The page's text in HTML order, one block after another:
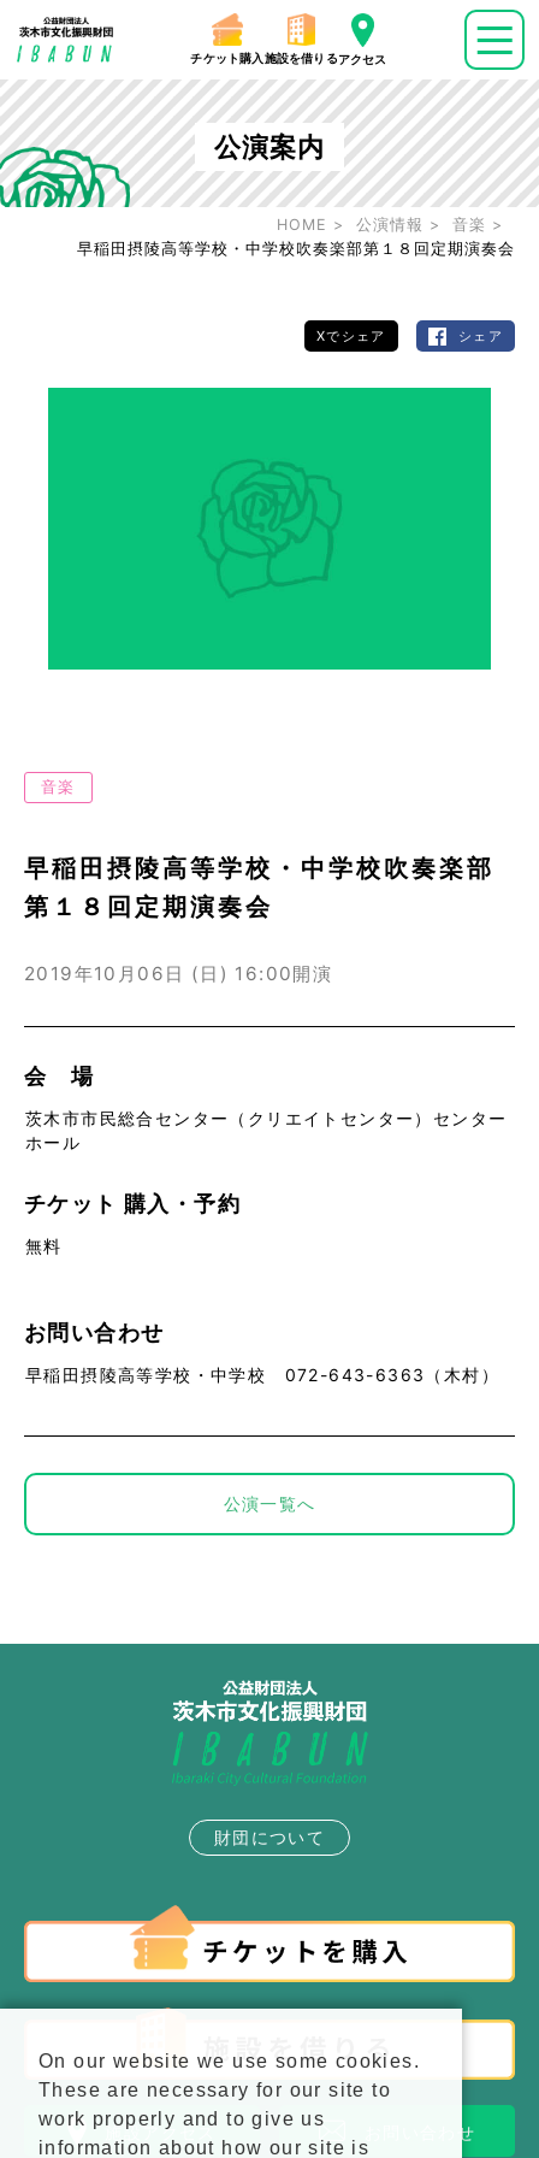
チケット購入 施設を借りるアクセス
公演案内
HOME 公演情報
音楽
早稲田摂陵高等学校・中学校吹奏楽部第１８回定期演奏会
Xでシェア シェア
音楽
早稲田摂陵高等学校・中学校吹奏楽部
第１８回定期演奏会
2019年10月06日 (日) 16:00開演
会 場
茨木市市民総合センター（クリエイトセンター）センター
ホール
チケット 購入・予約
無料
お問い合わせ
早稲田摂陵高等学校・中学校 072-643-6363（木村）
公演一覧へ
財団について
施設アクセス お問い合わせ
On our website we use some cookies.
These are necessary for our site to
work properly and to give us
information about how our site is